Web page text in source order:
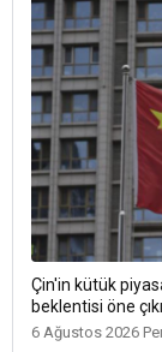
Çin'in kütük
beklentisi öne
6 Ağustos 2026